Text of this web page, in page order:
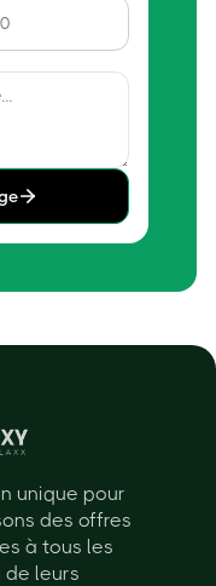
unique pour
des offres
à tous les
leurs